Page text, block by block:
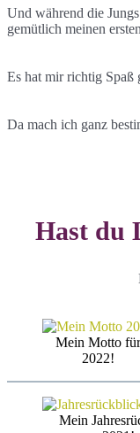
Und während die
gemütlich meinen
Es hat mir richtig Spaß
Da mach ich ganz
Hast du
Mein Motto für
2022!
Mein